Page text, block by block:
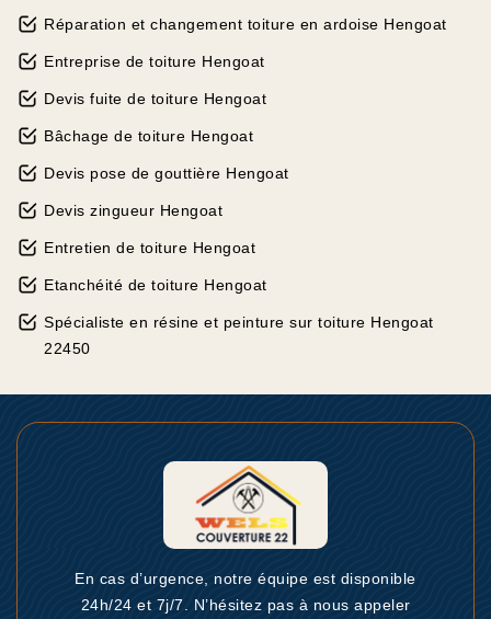
Réparation et changement toiture en ardoise Hengoat
Entreprise de toiture Hengoat
Devis fuite de toiture Hengoat
Bâchage de toiture Hengoat
Devis pose de gouttière Hengoat
Devis zingueur Hengoat
Entretien de toiture Hengoat
Etanchéité de toiture Hengoat
Spécialiste en résine et peinture sur toiture Hengoat
22450
En cas d’urgence, notre équipe est disponible
24h/24 et 7j/7. N’hésitez pas à nous appeler